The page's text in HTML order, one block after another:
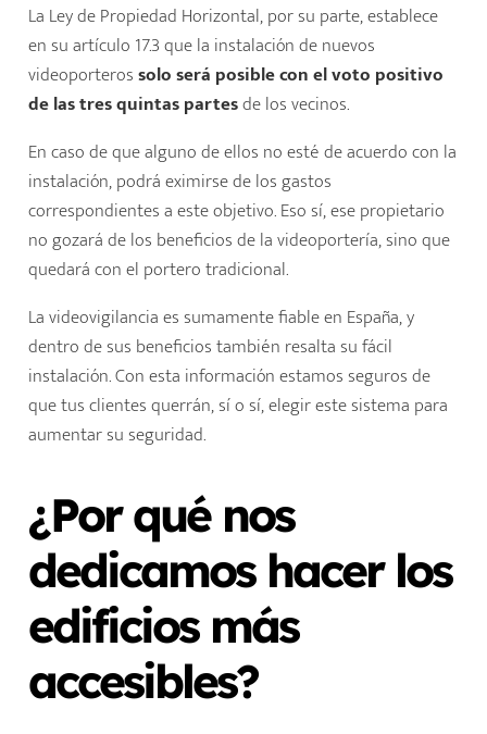
La Ley de Propiedad Horizontal, por su parte, establece
en su artículo 17.3 que la instalación de nuevos
videoporterossolo será posible con el voto positivo
de las tres quintas partesde los vecinos.
En caso de que alguno de ellos no esté de acuerdo con la
instalación, podrá eximirse de los gastos
correspondientes a este objetivo. Eso sí, ese propietario
no gozará de los beneficios de la videoportería, sino que
quedará con el portero tradicional.
La videovigilancia es sumamente fiable en España, y
dentro de sus beneficios también resalta su fácil
instalación. Con esta información estamos seguros de
que tus clientes querrán, sí o sí, elegir este sistema para
aumentar su seguridad.
¿Por qué nos
dedicamos hacer los
edificios más
accesibles?